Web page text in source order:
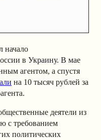
начало
в Украину. В мае
агентом, а спустя
на 10 тысяч рублей за
деятели из
с требованием
политических